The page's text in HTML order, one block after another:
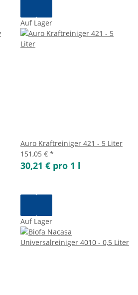
Auf Lager
Auro Kraftreiniger 421 - 5 Liter
151,05 € *
30,21 € pro 1 l
Auf Lager